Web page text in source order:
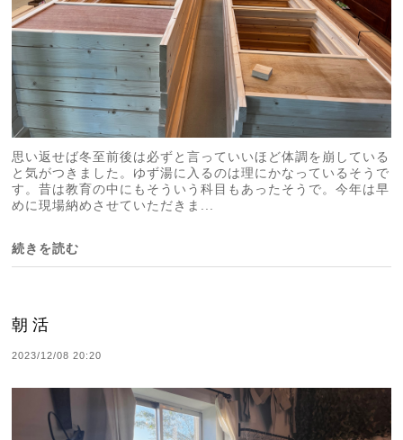
思い返せば冬至前後は必ずと言っていいほど体調を崩している
と気がつきました。ゆず湯に入るのは理にかなっているそうで
す。昔は教育の中にもそういう科目もあったそうで。今年は早
めに現場納めさせていただきま...
続きを読む
朝活
2023/12/08 20:20